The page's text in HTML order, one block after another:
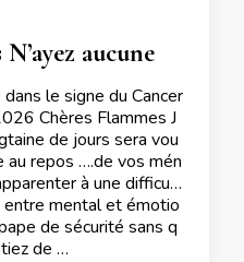
le signe du Cancer
Chères Flammes J
de jours sera vou
au repos ….de vos mén
à une difficult
entre mental et émotio
de sécurité sans q
de …